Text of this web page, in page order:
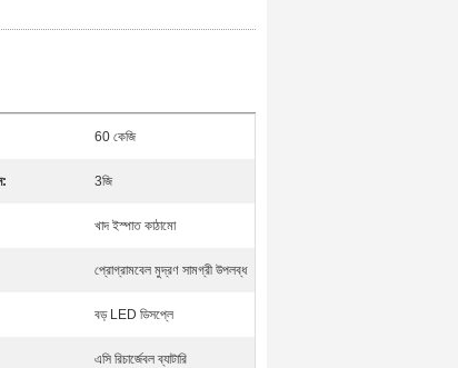
60 কেজি
3জি
খাদ ইস্পাত কাঠামো
প্রোগ্রামবেল মুদ্রণ সামগ্রী উপলব্ধ
বড় LED ডিসপ্লে
এসি রিচার্জেবল ব্যাটারি